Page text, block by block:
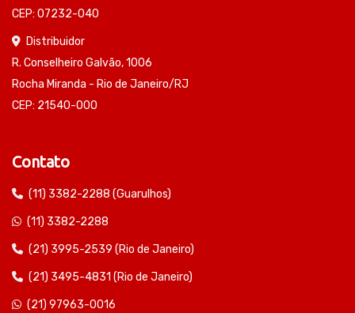
CEP: 07232-040
Distribuidor
R. Conselheiro Galvão, 1006
Rocha Miranda - Rio de Janeiro/RJ
CEP: 21540-000
Contato
(11) 3382-2288 (Guarulhos)
(11) 3382-2288
(21) 3995-2539 (Rio de Janeiro)
(21) 3495-4831 (Rio de Janeiro)
(21) 97963-0016